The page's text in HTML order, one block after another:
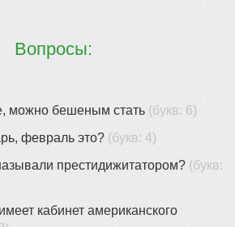
Вопросы:
можно бешеным стать (букв: 6)
февраль это? (букв: 4)
престидижитатором? (букв:
кабинет американского